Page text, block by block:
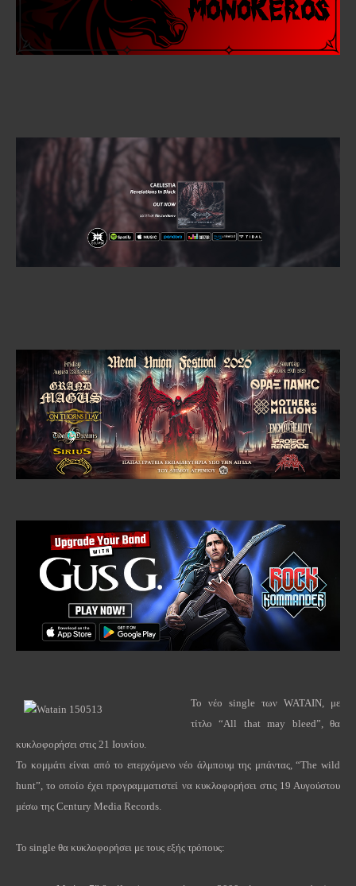
Το νέο single των WATAIN , με
τίτλο “All that may bleed”, θα
κυκλοφορήσει στις 21 Ιουνίου.
Το κομμάτι είναι από το επερχόμενο νέο άλμπουμ της μπάντας, “The wild
hunt”, το οποίο έχει προγραμματιστεί να κυκλοφορήσει στις 19 Αυγούστου
μέσω της Century Media Records
Το single θα κυκλοφορήσει με τους εξής τρόπους: